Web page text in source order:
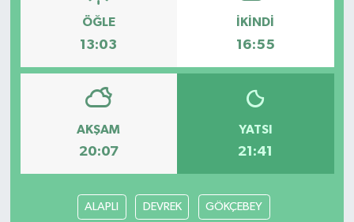
ÖĞLE
13:03
İKINDI
16:55
AKŞAM
20:07
YATSI
21:41
ALAPLI DEVREK GÖKÇEBEY
Genel
İlçeler
Köşe Yazıları